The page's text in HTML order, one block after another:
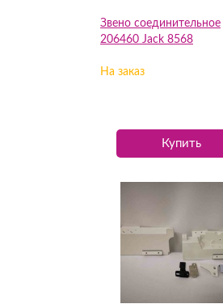
Звено соединительное
206460 Jack 8568
На заказ
Купить